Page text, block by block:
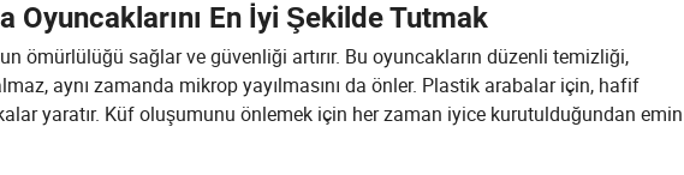
Oyuncaklarını En İyi Şekilde Tutmak
ömürlülüğü sağlar ve güvenliği artırır. Bu oyuncakların düzenli temizliği,
aynı zamanda mikrop yayılmasını da önler. Plastik arabalar için, hafif
yaratır. Küf oluşumunu önlemek için her zaman iyice kurutulduğundan emin